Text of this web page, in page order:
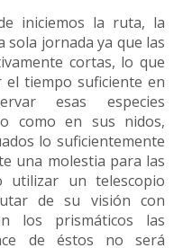
iniciemos la ruta, la
sola jornada ya que las
cortas, lo que
tiempo suficiente en
esas especies
como en sus nidos,
lo suficientemente
una molestia para las
utilizar un telescopio
de su visión con
los prismáticos las
de éstos no será